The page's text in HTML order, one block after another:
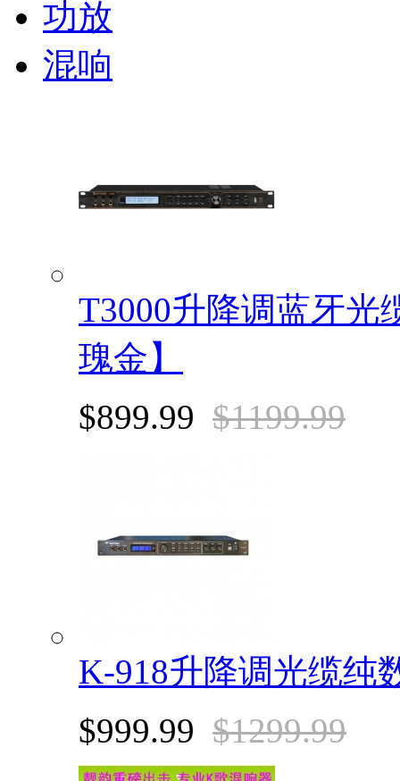
功放
混响
T3000升降调蓝牙光
瑰金】
$899.99 $1199.99
K-918升降调光缆纯
$999.99 $1299.99